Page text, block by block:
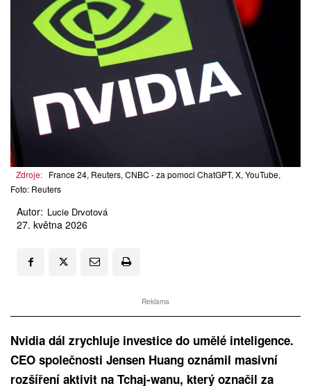
Zdroje: France 24, Reuters, CNBC - za pomoci ChatGPT, X, YouTube,
Foto: Reuters
Autor: Lucie Drvotová
27. května 2026
Reklama
Nvidia dál zrychluje investice do umělé inteligence.
CEO společnosti Jensen Huang oznámil masivní
rozšíření aktivit na Tchaj-wanu, který označil za